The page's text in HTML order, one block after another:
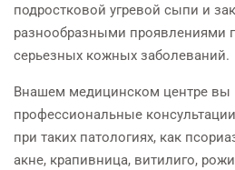
подростковой угревой сыпи и
разнообразными проявлениями
серьезных кожных заболеваний.
Внашем медицинском центре вы
профессиональные
при таких патологиях, как
акне, крапивница, витилиго,